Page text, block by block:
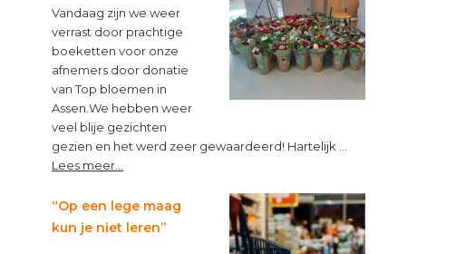
verschil!
Vandaag zijn we weer
verrast door prachtige
boeketten voor onze
afnemers door donatie
van Top bloemen in
Assen.We hebben weer
veel blije gezichten
gezien en het werd zeer gewaardeerd! Hartelijk …
Lees meer...
van
Topbloemen!
“Op een lege maag
kun je niet leren”